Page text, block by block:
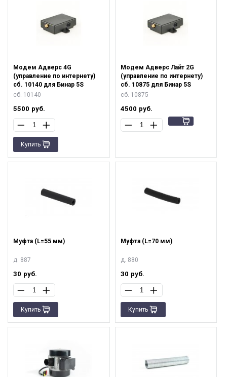
Модем Адверс 4G
(управление по интернету)
сб. 10140 для Бинар 5S
сб. 10140
5500 руб.
Купить
Модем Адверс Лайт 2G
(управление по интернету)
сб. 10875 для Бинар 5S
сб. 10875
4500 руб.
Муфта (L=55 мм)
д. 887
30 руб.
Купить
Муфта (L=70 мм)
д. 880
30 руб.
Купить